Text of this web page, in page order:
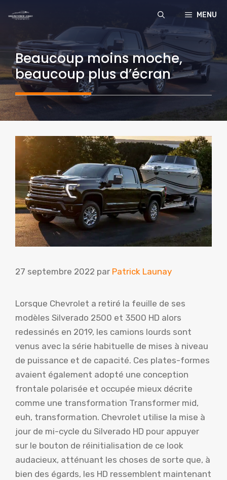
MENU
Beaucoup moins moche,
beaucoup plus d’écran
27 septembre 2022 par Patrick Launay
Lorsque Chevrolet a retiré la feuille de ses
modèles Silverado 2500 et 3500 HD alors
redessinés en 2019, les camions lourds sont
venus avec la série habituelle de mises à niveau
de puissance et de capacité. Ces plates-formes
avaient également adopté une conception
frontale polarisée et occupée mieux décrite
comme une transformation Transformer mid,
euh, transformation. Chevrolet utilise la mise à
jour de mi-cycle du Silverado HD pour appuyer
sur le bouton de réinitialisation de ce look
audacieux, atténuant les choses de sorte que, à
bien des égards, les HD ressemblent maintenant